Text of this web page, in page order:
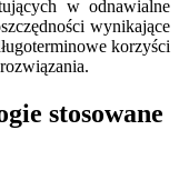
w odnawialne
wynikające
korzyści
stosowane